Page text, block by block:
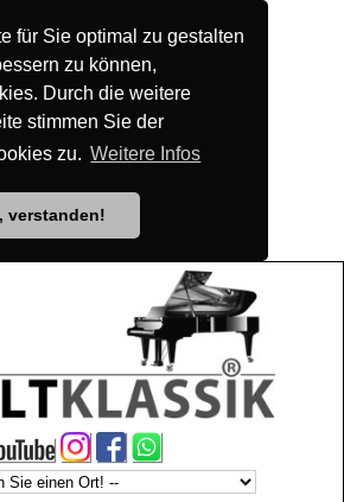
für Sie optimal zu gestalten
zu können,
Durch die weitere
stimmen Sie der
zu. Weitere Infos
verstanden!